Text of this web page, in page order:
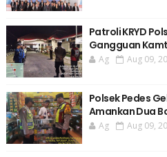
Patroli KRYD
Gangguan
Ag Aug 09,
Polsek Pedes
Amankan Dua
Ag Aug 09,